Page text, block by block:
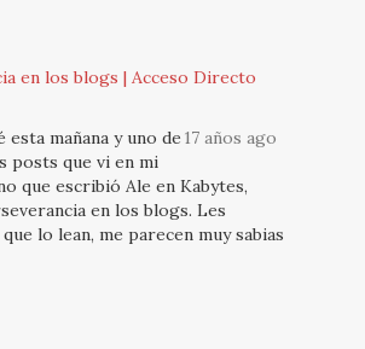
en los blogs | Acceso Directo
17 años ago
mañana y uno de
posts que vi en mi
que escribió Ale en Kabytes,
en los blogs. Les
lo lean, me parecen muy sabias